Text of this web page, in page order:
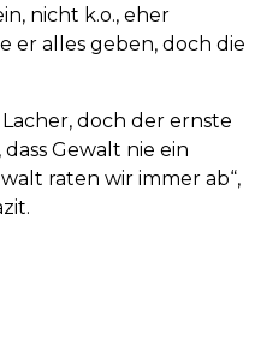
nicht k.o., eher
er alles geben, doch die
doch der ernste
Gewalt nie ein
raten wir immer ab“,